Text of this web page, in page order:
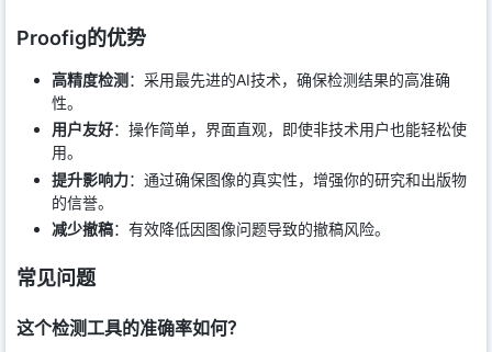
Proofig的优势
高精度检测 ：采用最先进的AI技术，确保检测结果的高准确
性。
用户友好：操作简单，界面直观，即使非技术用户也能轻松使
用。
提升影响力：通过确保图像的真实性，增强你的研究和出版物
的信誉。
减少撤稿：有效降低因图像问题导致的撤稿风险。
常见问题
这个检测工具的准确率如何？